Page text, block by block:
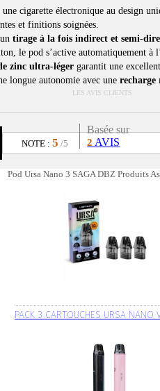
une cigarette électronique au design
et finitions soignées.
tirage à la fois indirect et semi-
le pod s’active automatiquement à
zinc ultra-légergarantit une
longue autonomie avec une recharge
LES AVIS CLIENTS
NOTE : 5 /5
Basée sur
2 AVIS
Pod Ursa Nano 3 SAGA DBZ Produits
PACK 3 CARTOUCHES URSA